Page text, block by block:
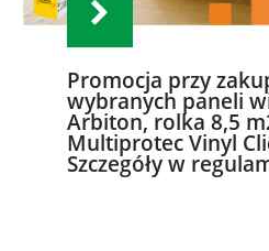
Promocja przy
wybranych paneli
Arbiton, rolka 8,5
Multiprotec Vinyl
Szczegóły w